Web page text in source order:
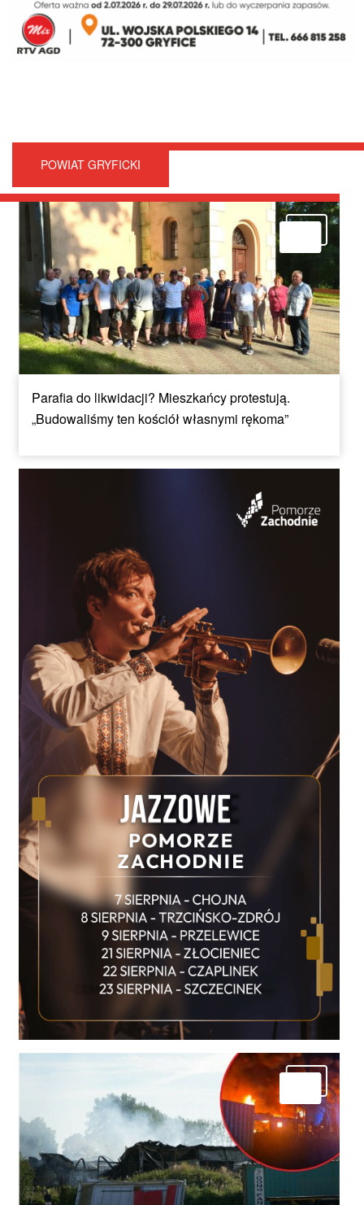
POWIAT GRYFICKI
Parafia do likwidacji? Mieszkańcy protestują.
„Budowaliśmy ten kościół własnymi rękoma”